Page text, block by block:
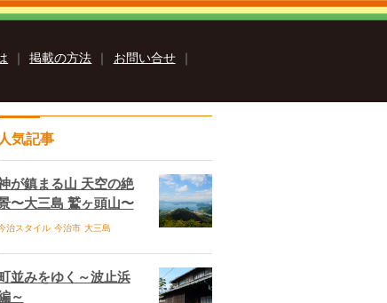
｜ 掲載の方法 ｜ お問い合せ ｜
いまばりイーブックス
Ehime ebooksとは
運営会社
問 サイトマップ
お問い合せ
個人情報保護方針
セキュリティポリシー
人気記事
が鎮まる山 天空の絶
〜大三島 鷲ヶ頭山〜
治スタイル 今治市 大三島
並みをゆく～波止浜
～